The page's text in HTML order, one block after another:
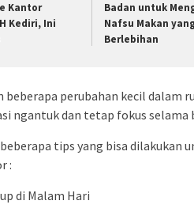
Kantor
Kediri, Ini
Badan untuk
Nafsu Makan yang
Berlebihan
beberapa perubahan kecil dalam
ngantuk dan tetap fokus selama
tips yang bisa dilakukan
:
di Malam Hari